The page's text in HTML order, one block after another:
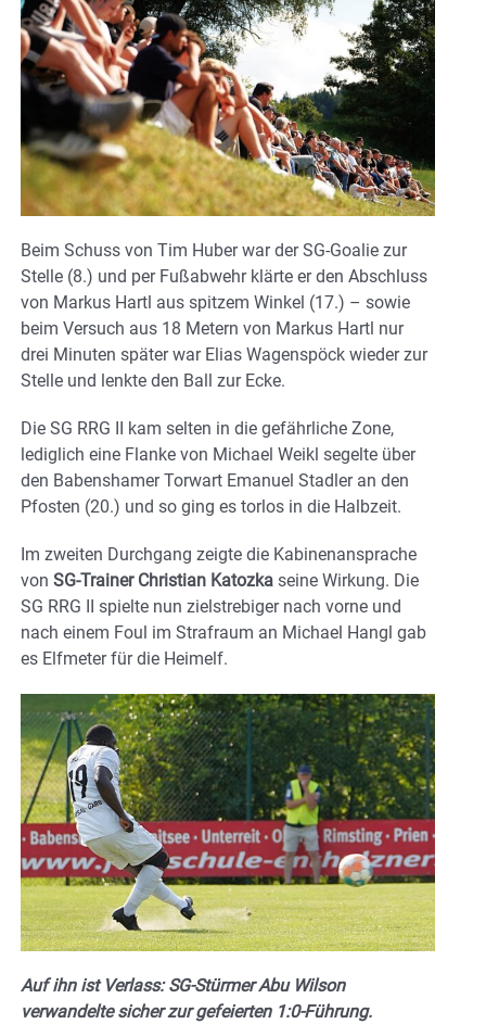
Beim Schuss von Tim Huber war der SG-Goalie zur
Stelle (8.) und per Fußabwehr klärte er den Abschluss
von Markus Hartl aus spitzem Winkel (17.) – sowie
beim Versuch aus 18 Metern von Markus Hartl nur
drei Minuten später war Elias Wagenspöck wieder zur
Stelle und lenkte den Ball zur Ecke.
Die SG RRG II kam selten in die gefährliche Zone,
lediglich eine Flanke von Michael Weikl segelte über
den Babenshamer Torwart Emanuel Stadler an den
Pfosten (20.) und so ging es torlos in die Halbzeit.
Im zweiten Durchgang zeigte die Kabinenansprache
von SG-Trainer Christian Katozka seine Wirkung. Die
SG RRG II spielte nun zielstrebiger nach vorne und
nach einem Foul im Strafraum an Michael Hangl gab
es Elfmeter für die Heimelf.
Auf ihn ist Verlass: SG-Stürmer Abu Wilson
verwandelte sicher zur gefeierten 1:0-Führung.